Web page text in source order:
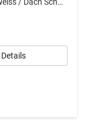
Details